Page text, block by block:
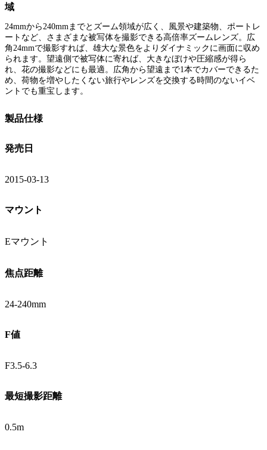
域
24mmから240mmまでとズーム領域が広く、風景や建築物、ポートレ
ートなど、さまざまな被写体を撮影できる高倍率ズームレンズ。広
角24mmで撮影すれば、雄大な景色をよりダイナミックに画面に収め
られます。望遠側で被写体に寄れば、大きなぼけや圧縮感が得ら
れ、花の撮影などにも最適。広角から望遠まで1本でカバーできるた
め、荷物を増やしたくない旅行やレンズを交換する時間のないイベ
ントでも重宝します。
製品仕様
発売日
2015-03-13
マウント
Eマウント
焦点距離
24-240mm
F値
F3.5-6.3
最短撮影距離
0.5m